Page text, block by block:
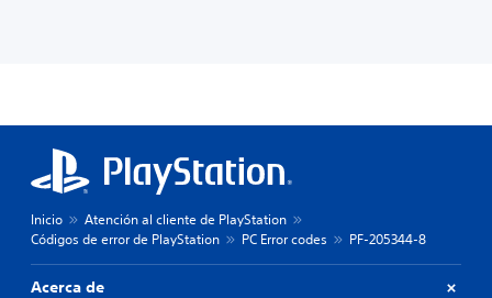
Inicio
Atención al cliente de PlayStation
Códigos de error de PlayStation
PC Error codes PF-205344-8
Acerca de